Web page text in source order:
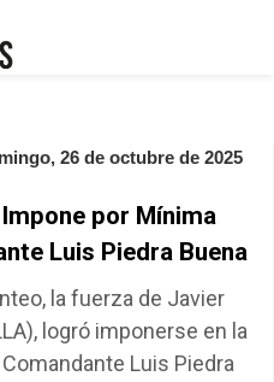
26 de octubre de 2025
por Mínima
Luis Piedra Buena
la fuerza de Javier
logró imponerse en la
Luis Piedra